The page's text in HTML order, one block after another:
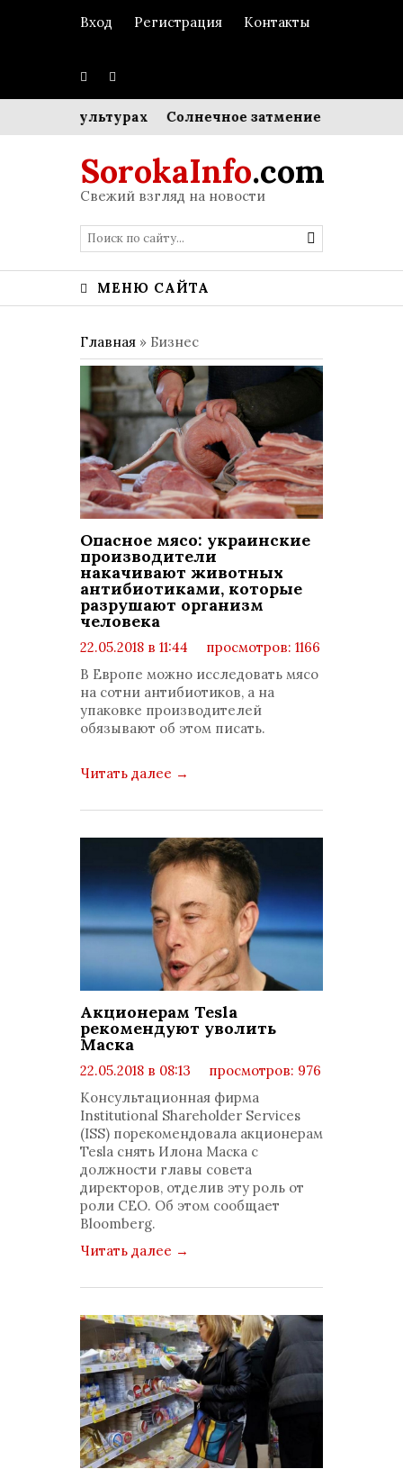
Вход Регистрация Контакты
культурах Солнечное затмение и энергетика
SorokaInfo.com
Свежий взгляд на новости
МЕНЮ САЙТА
Главная » Бизнес
Опасное мясо: украинские
производители
накачивают животных
антибиотиками, которые
разрушают организм
человека
22.05.2018 в 11:44
просмотров: 1166
комментариев: 0
В Европе можно исследовать мясо
на сотни антибиотиков, а на
упаковке производителей
обязывают об этом писать.
Читать далее →
Акционерам Tesla
рекомендуют уволить
Маска
22.05.2018 в 08:13
просмотров: 976
Консультационная фирма
Institutional Shareholder Services
(ISS) порекомендовала акционерам
Tesla снять Илона Маска с
должности главы совета
директоров, отделив эту роль от
роли СЕО. Об этом сообщает
Bloomberg.
Читать далее →